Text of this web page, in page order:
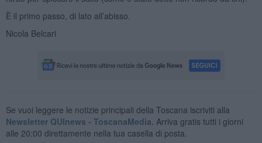
È il primo passo, di lato all’abisso.
Nicola Belcari
Se vuoi leggere le notizie principali della Toscana iscriviti alla
Newsletter QUInews - ToscanaMedia. Arriva gratis tutti i giorni
alle 20:00 direttamente nella tua casella di posta.